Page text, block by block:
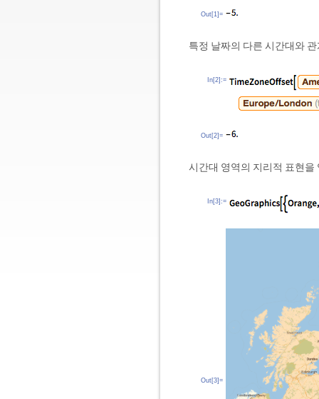
Out[1]=
특정 날짜의 다른 시간대와
In[2]:=
Out[2]=
시간대 영역의 지리적 표현을
In[3]:=
Out[3]=